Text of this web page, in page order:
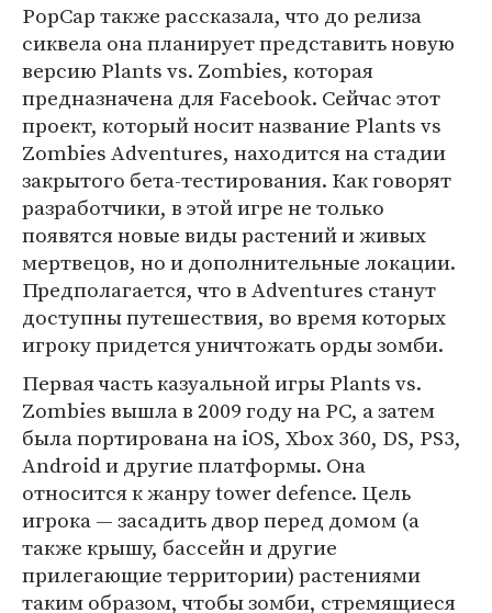
PopCap также рассказала, что до релиза
сиквела она планирует представить новую
версию Plants vs. Zombies, которая
предназначена для Facebook. Сейчас этот
проект, который носит название Plants vs
Zombies Adventures, находится на стадии
закрытого бета-тестирования. Как говорят
разработчики, в этой игре не только
появятся новые виды растений и живых
мертвецов, но и дополнительные локации.
Предполагается, что в Adventures станут
доступны путешествия, во время которых
игроку придется уничтожать орды зомби.
Первая часть казуальной игры Plants vs.
Zombies вышла в 2009 году на PC, а затем
была портирована на iOS, Xbox 360, DS, PS3,
Android и другие платформы. Она
относится к жанру tower defence. Цель
игрока — засадить двор перед домом (а
также крышу, бассейн и другие
прилегающие территории) растениями
таким образом, чтобы зомби, стремящиеся